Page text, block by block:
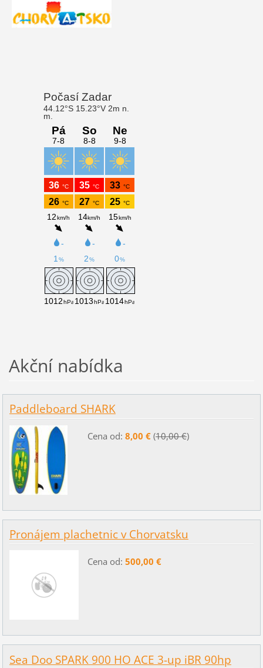
Akční nabídka
Paddleboard SHARK
Cena od: 8,00 €(10,00 €)
Pronájem plachetnic v Chorvatsku
Cena od: 500,00 €
Sea Doo SPARK 900 HO ACE 3-up iBR 90hp